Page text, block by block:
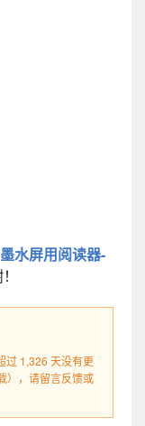
水屏用阅读器-
过 1,326 天没有更
），请留言反馈或